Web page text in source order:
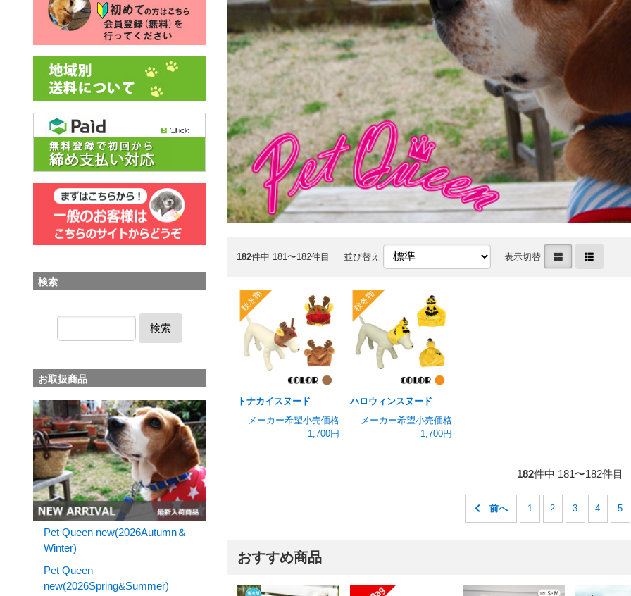
182件中 181〜182件目 並び替え 表示切替
トナカイスヌード
メーカー希望小売価格
1,700円
ハロウィンスヌード
メーカー希望小売価格
1,700円
182件中 181〜182件目
1 2 3 4 5
おすすめ商品
検索
検索
お取扱商品
Pet Queen new(2026Autumn＆
Winter)
Pet Queen
new(2026Spring&Summer)